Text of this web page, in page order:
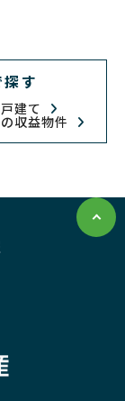
す
建て
収益物件